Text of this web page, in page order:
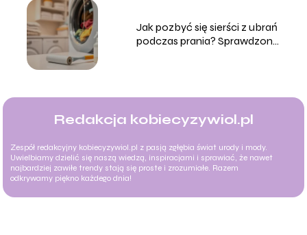
Jak pozbyć się sierści z ubrań
podczas prania? Sprawdzone
Redakcja kobiecyzywiol.pl
Zespół redakcyjny kobiecyzywiol.pl z pasją zgłębia świat urody i mody.
Uwielbiamy dzielić się naszą wiedzą, inspiracjami i sprawiać, że nawet
najbardziej zawiłe trendy stają się proste i zrozumiałe. Razem
odkrywamy piękno każdego dnia!